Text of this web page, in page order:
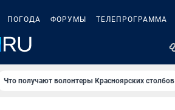
ПОГОДА ФОРУМЫ ТЕЛЕПРОГРАММА
Что получают волонтеры Красноярских столбов